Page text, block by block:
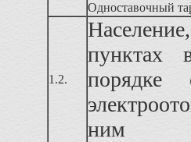
Одноставочный
1.2.
пунктах
порядке
ним